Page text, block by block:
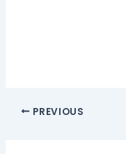
PREVIOUS